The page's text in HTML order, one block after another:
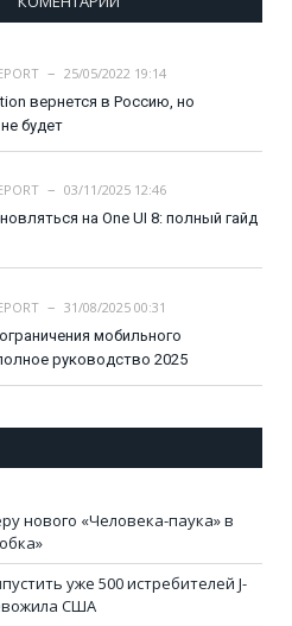
25/05/2022 19:14
вернется в Россию, но
будет
03/11/2025 12:46
на One UI 8: полный гайд
31/08/2025 00:31
мобильного
руководство 2025
нового «Человека-паука» в
уже 500 истребителей J-
США